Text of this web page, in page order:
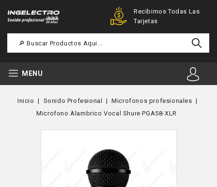
Ofertas Especiales Para
Registrados
Recibimos Todas Las
Tarjetas
MENU
Inicio Sonido Profesional
Microfonos profesionales
Microfono Alambrico Vocal Shure PGA58-XLR